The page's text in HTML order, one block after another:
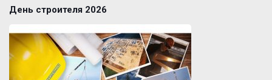
День строителя 2026